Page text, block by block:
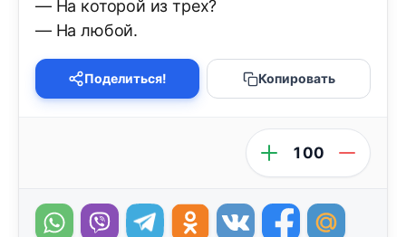
— На которой из трех?
— На любой.
Поделиться! Копировать
100